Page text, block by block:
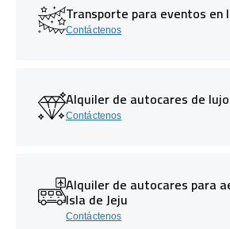
Transporte para eventos en
Contáctenos
Alquiler de autocares de
Contáctenos
Alquiler de autocares para
Isla de Jeju
Contáctenos